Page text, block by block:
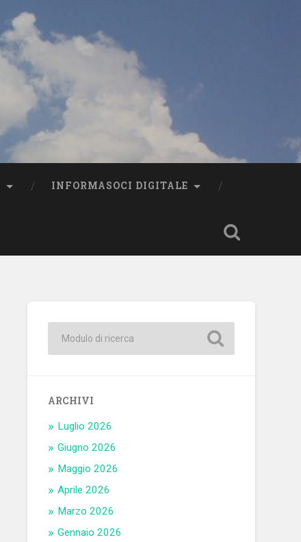
INFORMASOCI DIGITALE
ARCHIVI
Luglio 2026
Giugno 2026
Maggio 2026
Aprile 2026
Marzo 2026
Gennaio 2026